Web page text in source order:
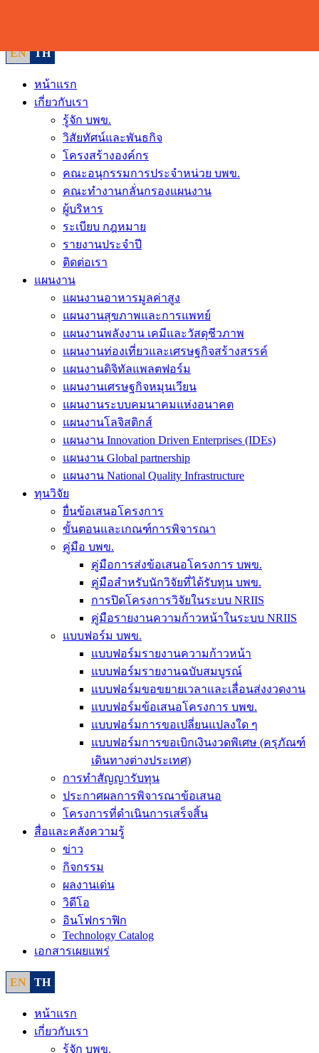
EN
TH
หน้าแรก
เกี่ยวกับเรา
รู้จัก บพข.
วิสัยทัศน์และพันธกิจ
โครงสร้างองค์กร
คณะอนุกรรมการประจำหน่วย บพข.
คณะทำงานกลั่นกรองแผนงาน
ผู้บริหาร
ระเบียบ กฎหมาย
รายงานประจำปี
ติดต่อเรา
แผนงาน
แผนงานอาหารมูลค่าสูง
แผนงานสุขภาพและการแพทย์
แผนงานพลังงาน เคมีและวัสดุชีวภาพ
แผนงานท่องเที่ยวและเศรษฐกิจสร้างสรรค์
แผนงานดิจิทัลแพลตฟอร์ม
แผนงานเศรษฐกิจหมุนเวียน
แผนงานระบบคมนาคมแห่งอนาคต
แผนงานโลจิสติกส์
แผนงาน Innovation Driven Enterprises (IDEs)
แผนงาน Global partnership
แผนงาน National Quality Infrastructure
ทุนวิจัย
ยื่นข้อเสนอโครงการ
ขั้นตอนและเกณฑ์การพิจารณา
คู่มือ บพข.
คู่มือการส่งข้อเสนอโครงการ บพข.
คู่มือสำหรับนักวิจัยที่ได้รับทุน บพข.
การปิดโครงการวิจัยในระบบ NRIIS
คู่มือรายงานความก้าวหน้าในระบบ NRIIS
แบบฟอร์ม บพข.
แบบฟอร์มรายงานความก้าวหน้า
แบบฟอร์มรายงานฉบับสมบูรณ์
แบบฟอร์มขอขยายเวลาและเลื่อนส่งงวดงาน
แบบฟอร์มข้อเสนอโครงการ บพข.
แบบฟอร์มการขอเปลี่ยนแปลงใด ๆ
แบบฟอร์มการขอเบิกเงินงวดพิเศษ (ครุภัณฑ์
เดินทางต่างประเทศ)
การทำสัญญารับทุน
ประกาศผลการพิจารณาข้อเสนอ
โครงการที่ดำเนินการเสร็จสิ้น
สื่อและคลังความรู้
ข่าว
กิจกรรม
ผลงานเด่น
วิดีโอ
อินโฟกราฟิก
Technology Catalog
เอกสารเผยแพร่
EN TH
หน้าแรก
เกี่ยวกับเรา
รู้จัก บพข.